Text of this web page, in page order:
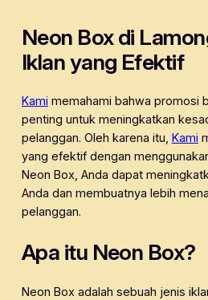
Neon Box di
Iklan yang Efektif
Kami memahami bahwa promosi
penting untuk meningkatkan
pelanggan. Oleh karena itu, Kami
yang efektif dengan
Neon Box, Anda dapat
Anda dan membuatnya lebih
pelanggan.
Apa itu Neon Box?
Neon Box adalah sebuah jenis